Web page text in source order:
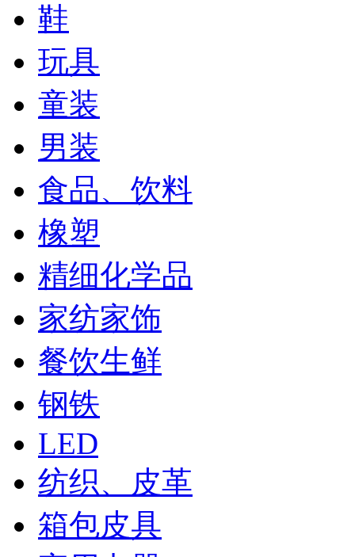
鞋
玩具
童装
男装
食品、饮料
橡塑
精细化学品
家纺家饰
餐饮生鲜
钢铁
LED
纺织、皮革
箱包皮具